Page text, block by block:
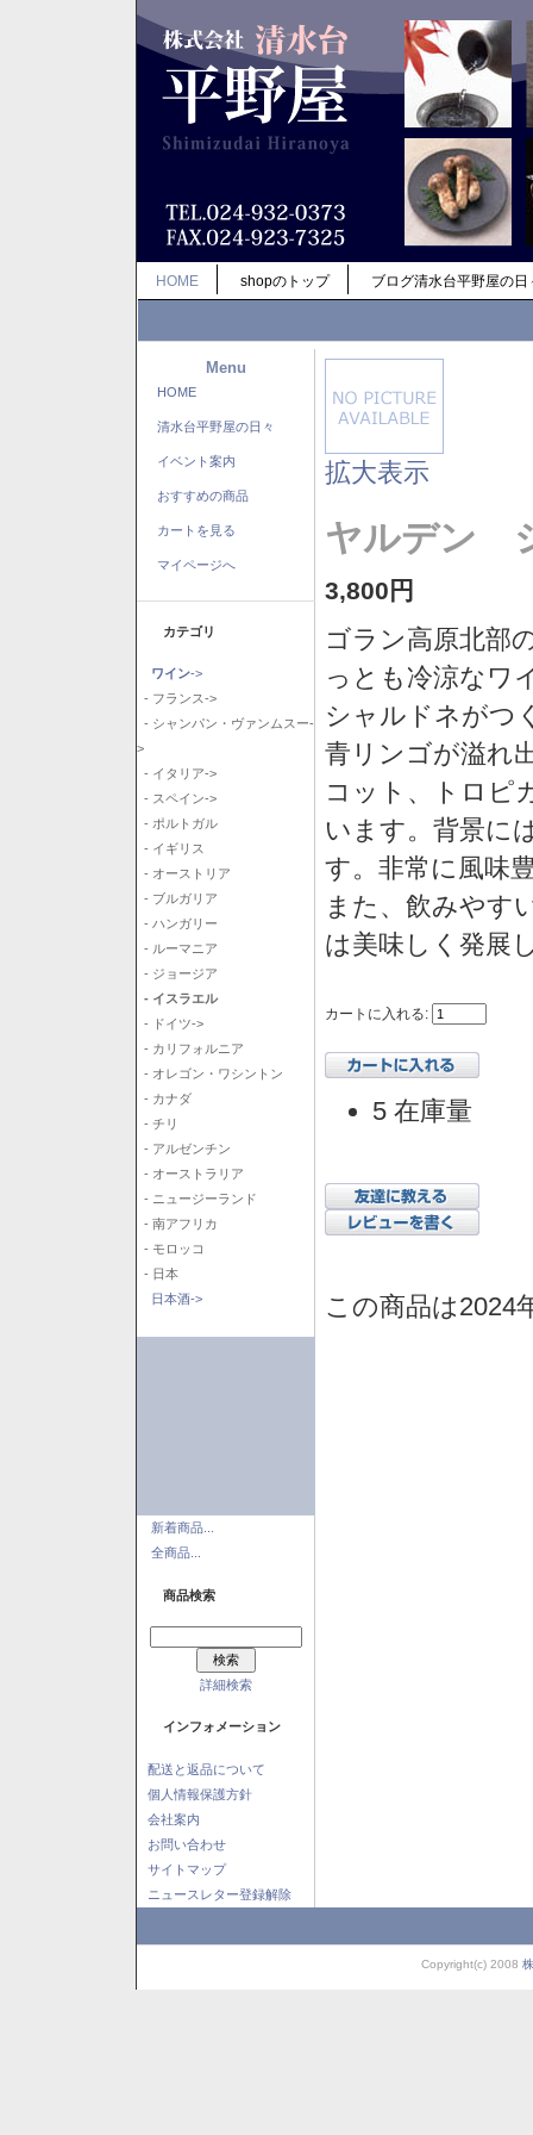
HOME shopのトップ ブログ清水台平野屋の日
Menu
HOME
清水台平野屋の日々
イベント案内
おすすめの商品
カートを見る
マイページへ
カテゴリ
ワイン->
- フランス->
- シャンパン・ヴァンムスー-
>
- イタリア->
- スペイン->
- ポルトガル
- イギリス
- オーストリア
- ブルガリア
- ハンガリー
- ルーマニア
- ジョージア
- イスラエル
- ドイツ->
- カリフォルニア
- オレゴン・ワシントン
- カナダ
- チリ
- アルゼンチン
- オーストラリア
- ニュージーランド
- 南アフリカ
- モロッコ
- 日本
日本酒->
新着商品...
全商品...
商品検索
詳細検索
インフォメーション
配送と返品について
個人情報保護方針
会社案内
お問い合わせ
サイトマップ
ニュースレター登録解除
拡大表示
ヤルデン
3,800円
ゴラン高原北部
っとも冷涼なワ
シャルドネがつ
青リンゴが溢れ
コット、トロピ
います。背景に
す。非常に風味
また、飲みやす
は美味しく発展
カートに入れる:
5 在庫量
この商品は2024
Copyright(c) 2008